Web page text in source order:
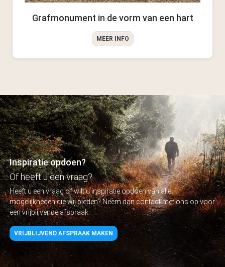
Grafmonument in de vorm van een hart
MEER INFO
Inspiratie opdoen?
Of heeft u een vraag?
Heeft u een vraag of wilt u inspiratie opdoen van alle
mogelijkheden die wij bieden? Neem dan contact met ons op voor
een vrijblijvende afspraak.
VRIJBLIJVEND AFSPRAAK MAKEN